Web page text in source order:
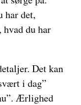
har det,
du har
Det kan
i dag”
Ærlighed